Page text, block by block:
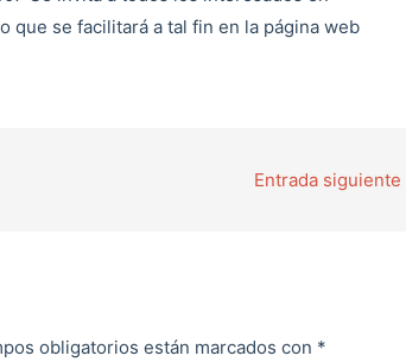
que se facilitará a tal fin en la página web
Entrada siguiente
obligatorios están marcados con *